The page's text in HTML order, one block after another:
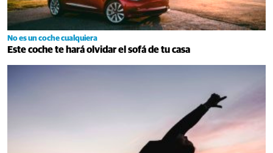
No es un coche cualquiera
Este coche te hará olvidar el sofá de tu casa